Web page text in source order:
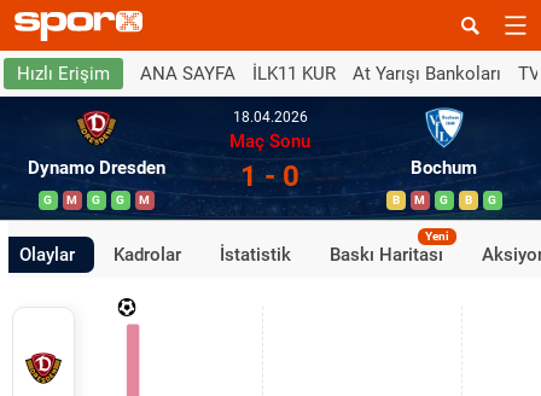
Hızlı Erişim ANA SAYFA İLK11 KUR At Yarışı Bankoları
Dynamo Dresden
G M G G M
18.04.2026
Maç Sonu
1 - 0 Bochum
B M G B G
Olaylar Kadrolar İstatistik Baskı Haritası
Yeni